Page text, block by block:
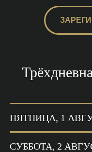
ПЯТНИЦА, 1
СУББОТА, 2